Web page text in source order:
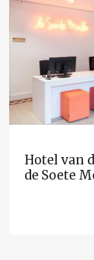
Hotel van
de Soete